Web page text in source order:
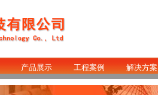
产品展示 工程案例 解决方案